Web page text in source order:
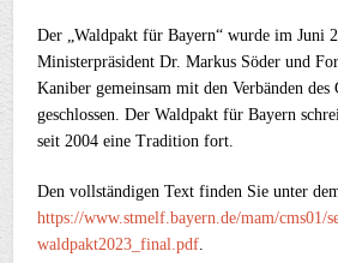
Der „Waldpakt für Bayern“ wurde im Juni
Ministerpräsident Dr. Markus Söder und
Kaniber gemeinsam mit den Verbänden des
geschlossen. Der Waldpakt für Bayern
seit 2004 eine Tradition fort.
Den vollständigen Text finden Sie unter
https://www.stmelf.bayern.de/mam/cms01/
waldpakt2023_final.pdf.